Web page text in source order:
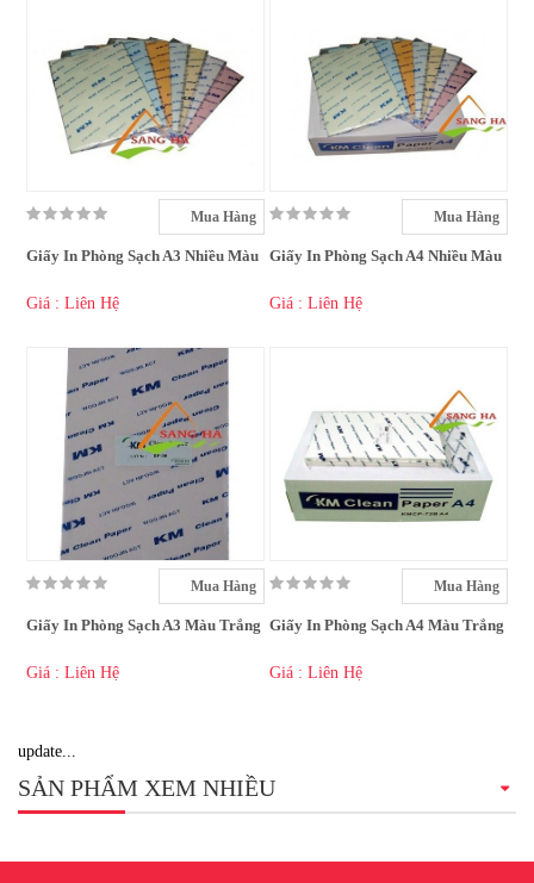
Mua Hàng
Giấy In Phòng Sạch A3 Nhiều Màu
Giá : Liên Hệ
Mua Hàng
Giấy In Phòng Sạch A4 Nhiều Màu
Giá : Liên Hệ
Mua Hàng
Giấy In Phòng Sạch A3 Màu Trắng
Giá : Liên Hệ
Mua Hàng
Giấy In Phòng Sạch A4 Màu Trắng
Giá : Liên Hệ
update...
SẢN PHẨM XEM NHIỀU